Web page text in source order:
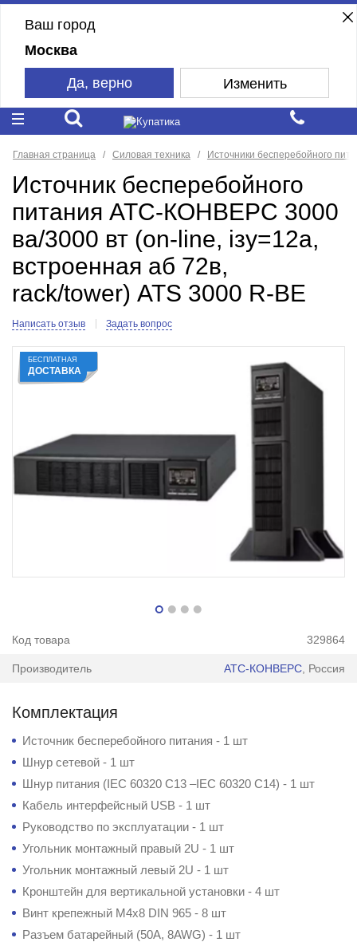
Ваш город
Москва
Да, верно Изменить
Главная страница Силовая техника Источники бесперебойного
Источник бесперебойного
питания АТС-КОНВЕРС 3000
ва/3000 вт (on-line, iзу=12а,
встроенная аб 72в,
rack/tower) ATS 3000 R-BE
Написать отзыв Задать вопрос
БЕСПЛАТНАЯ
ДОСТАВКА
Код товара 329864
Производитель АТС-КОНВЕРС , Россия
Комплектация
Источник бесперебойного питания - 1 шт
Шнур сетевой - 1 шт
Шнур питания (IEC 60320 C13 –IEC 60320 C14) - 1 шт
Кабель интерфейсный USB - 1 шт
Руководство по эксплуатации - 1 шт
Угольник монтажный правый 2U - 1 шт
Угольник монтажный левый 2U - 1 шт
Кронштейн для вертикальной установки - 4 шт
Винт крепежный М4х8 DIN 965 - 8 шт
Разъем батарейный (50А, 8AWG) - 1 шт